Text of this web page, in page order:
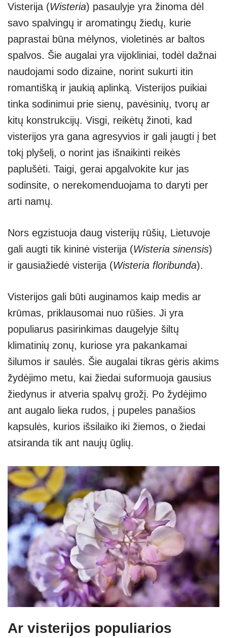
at
s
A
p
p
p
e
e
gr
a
m
er ss
e
n
g
er
ar
e
Visterija (Wisteria) pasaulyje yra žinoma dėl
savo spalvingų ir aromatingų žiedų, kurie
paprastai būna mėlynos, violetinės ar baltos
spalvos. Šie augalai yra vijokliniai, todėl dažnai
naudojami sodo dizaine, norint sukurti itin
romantišką ir jaukią aplinką. Visterijos puikiai
tinka sodinimui prie sienų, pavėsinių, tvorų ar
kitų konstrukcijų. Visgi, reikėtų žinoti, kad
visterijos yra gana agresyvios ir gali įaugti į bet
tokį plyšelį, o norint jas išnaikinti reikės
paplušėti. Taigi, gerai apgalvokite kur jas
sodinsite, o nerekomenduojama to daryti per
arti namų.
Nors egzistuoja daug visterijų rūšių, Lietuvoje
gali augti tik kininė visterija (Wisteria sinensis)
ir gausiažiedė visterija (Wisteria floribunda).
Visterijos gali būti auginamos kaip medis ar
krūmas, priklausomai nuo rūšies. Ji yra
populiarus pasirinkimas daugelyje šiltų
klimatinių zonų, kuriose yra pakankamai
šilumos ir saulės. Šie augalai tikras gėris akims
žydėjimo metu, kai žiedai suformuoja gausius
žiedynus ir atveria spalvų grožį. Po žydėjimo
ant augalo lieka rudos, į pupeles panašios
kapsulės, kurios išsilaiko iki žiemos, o žiedai
atsiranda tik ant naujų ūglių.
Ar visterijos populiarios